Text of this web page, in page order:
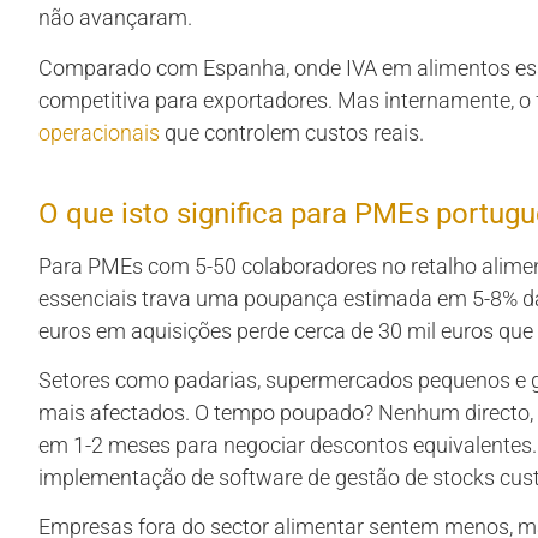
não avançaram.
Comparado com Espanha, onde IVA em alimentos
competitiva para exportadores. Mas internamente,
operacionais que controlem custos reais.
O que isto significa para PMEs
Para PMEs com 5-50 colaboradores no retalho
essenciais trava uma poupança estimada em 5-8%
euros em aquisições perde cerca de 30 mil euros
Setores como padarias, supermercados pequenos
mais afectados. O tempo poupado? Nenhum
em 1-2 meses para negociar descontos
implementação de software de gestão de stocks
Empresas fora do sector alimentar sentem menos,